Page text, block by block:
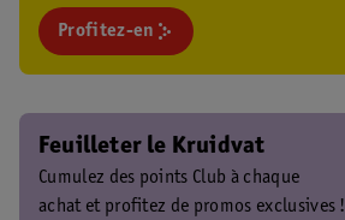
Profitez-en
Feuilleter le Kruidvat
Cumulez des points Club à chaque
achat et profitez de promos exclusives !